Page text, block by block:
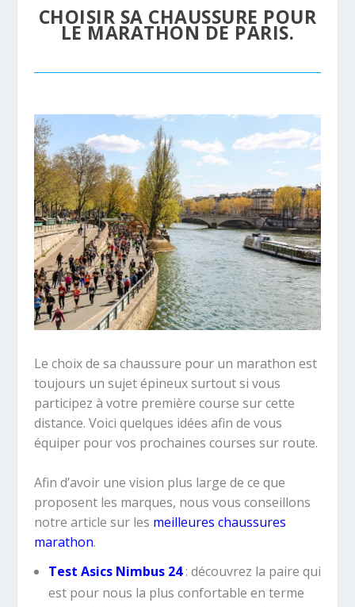
CHOISIR SA CHAUSSURE POUR
LE MARATHON DE PARIS.
Le choix de sa chaussure pour un marathon est
toujours un sujet épineux surtout si vous
participez à votre première course sur cette
distance. Voici quelques idées afin de vous
équiper pour vos prochaines courses sur route.
Afin d’avoir une vision plus large de ce que
proposent les marques, nous vous conseillons
notre article sur les meilleures chaussures
marathon.
Test Asics Nimbus 24: découvrez la paire qui
est pour nous la plus confortable en terme